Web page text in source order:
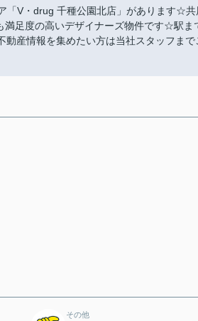
「V・drug 千種公園北店」があります☆共
足度の高いデザイナーズ物件です☆駅ま
産情報を集めたい方は当社スタッフまで
その他